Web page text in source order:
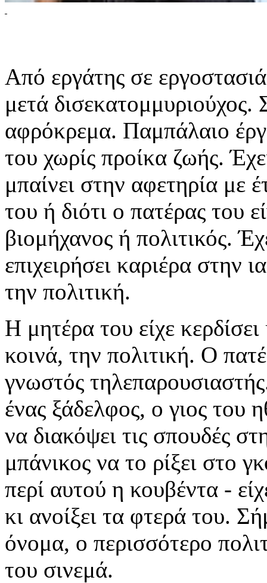
Από εργάτης σε
μετά
αφρόκρεμα. Παμπάλαιο
του χωρίς προίκα ζωής.
μπαίνει στην αφετηρία με
του ή διότι ο πατέρας του
βιομήχανος ή πολιτικός.
επιχειρήσει καριέρα στην
την πολιτική.
Η μητέρα του είχε
κοινά, την πολιτική. Ο
γνωστός
ένας ξάδελφος, ο γιος του
να διακόψει τις σπουδές
μπάνικος να το ρίξει στο
περί αυτού η κουβέντα -
κι ανοίξει τα φτερά του.
όνομα, ο περισσότερο
του σινεμά.